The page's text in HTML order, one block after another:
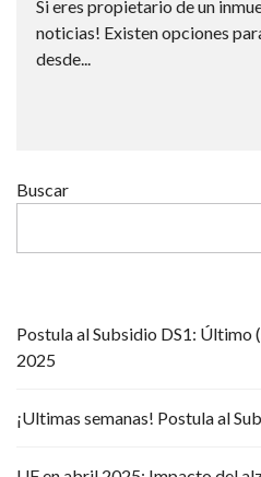
Si eres propietario de un
noticias! Existen opciones
desde...
Buscar
Postula al Subsidio DS1: Último
2025
¡Ultimas semanas! Postula al